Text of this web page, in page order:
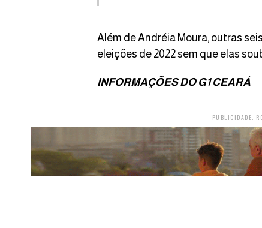
Além de Andréia Moura, outras
eleições de 2022 sem que elas
INFORMAÇÕES DO G1 CEARÁ
PUBLICIDADE.